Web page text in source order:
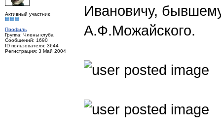
Активный участник
Профиль
Группа: Члены клуба
Сообщений: 1690
ID пользователя: 3644
Регистрация: 3 Май 2004
Ивановичу,
А.Ф.Можайского.